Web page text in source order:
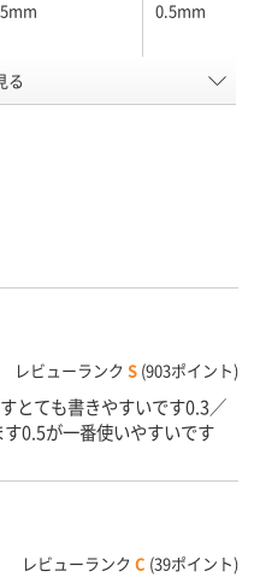
0.5mm
アカラー／ブラ
ブラック
75 95
る
レビューランク S (903ポイント)
とても書きやすいです0.3／
0.5が一番使いやすいです
レビューランク C (39ポイント)